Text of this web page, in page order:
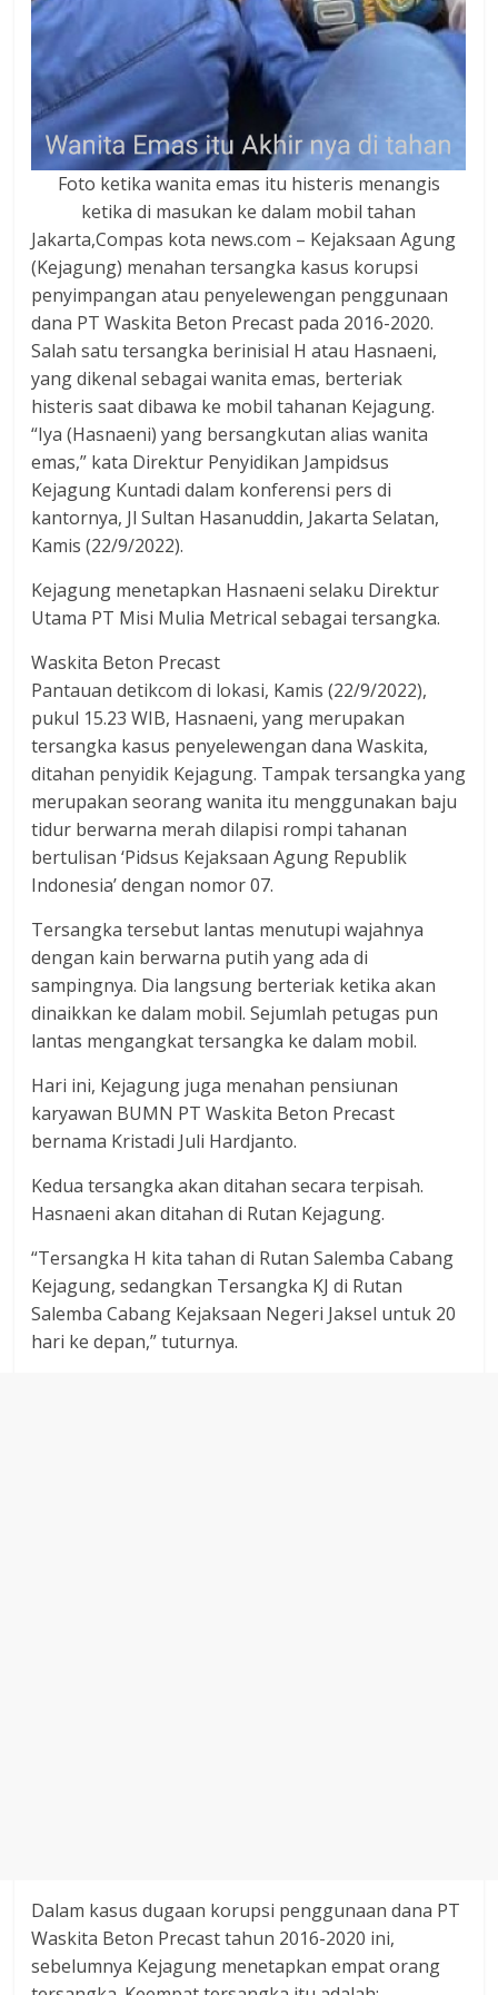
dan
berimbang.
Foto ketika wanita emas itu histeris menangis
ketika di masukan ke dalam mobil tahan
Jakarta,Compas kota news.com – Kejaksaan Agung
(Kejagung) menahan tersangka kasus korupsi
penyimpangan atau penyelewengan penggunaan
dana PT Waskita Beton Precast pada 2016-2020.
Salah satu tersangka berinisial H atau Hasnaeni,
yang dikenal sebagai wanita emas, berteriak
histeris saat dibawa ke mobil tahanan Kejagung.
“Iya (Hasnaeni) yang bersangkutan alias wanita
emas,” kata Direktur Penyidikan Jampidsus
Kejagung Kuntadi dalam konferensi pers di
kantornya, Jl Sultan Hasanuddin, Jakarta Selatan,
Kamis (22/9/2022).
Kejagung menetapkan Hasnaeni selaku Direktur
Utama PT Misi Mulia Metrical sebagai tersangka.
Waskita Beton Precast
Pantauan detikcom di lokasi, Kamis (22/9/2022),
pukul 15.23 WIB, Hasnaeni, yang merupakan
tersangka kasus penyelewengan dana Waskita,
ditahan penyidik Kejagung. Tampak tersangka yang
merupakan seorang wanita itu menggunakan baju
tidur berwarna merah dilapisi rompi tahanan
bertulisan ‘Pidsus Kejaksaan Agung Republik
Indonesia’ dengan nomor 07.
Tersangka tersebut lantas menutupi wajahnya
dengan kain berwarna putih yang ada di
sampingnya. Dia langsung berteriak ketika akan
dinaikkan ke dalam mobil. Sejumlah petugas pun
lantas mengangkat tersangka ke dalam mobil.
Hari ini, Kejagung juga menahan pensiunan
karyawan BUMN PT Waskita Beton Precast
bernama Kristadi Juli Hardjanto.
Kedua tersangka akan ditahan secara terpisah.
Hasnaeni akan ditahan di Rutan Kejagung.
“Tersangka H kita tahan di Rutan Salemba Cabang
Kejagung, sedangkan Tersangka KJ di Rutan
Salemba Cabang Kejaksaan Negeri Jaksel untuk 20
hari ke depan,” tuturnya.
Dalam kasus dugaan korupsi penggunaan dana PT
Waskita Beton Precast tahun 2016-2020 ini,
sebelumnya Kejagung menetapkan empat orang